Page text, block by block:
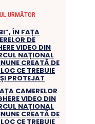
URMĂTOR
CAMERELOR
VIDEO DIN
NAȚIONAL
CREATĂ DE
CE TREBUIE